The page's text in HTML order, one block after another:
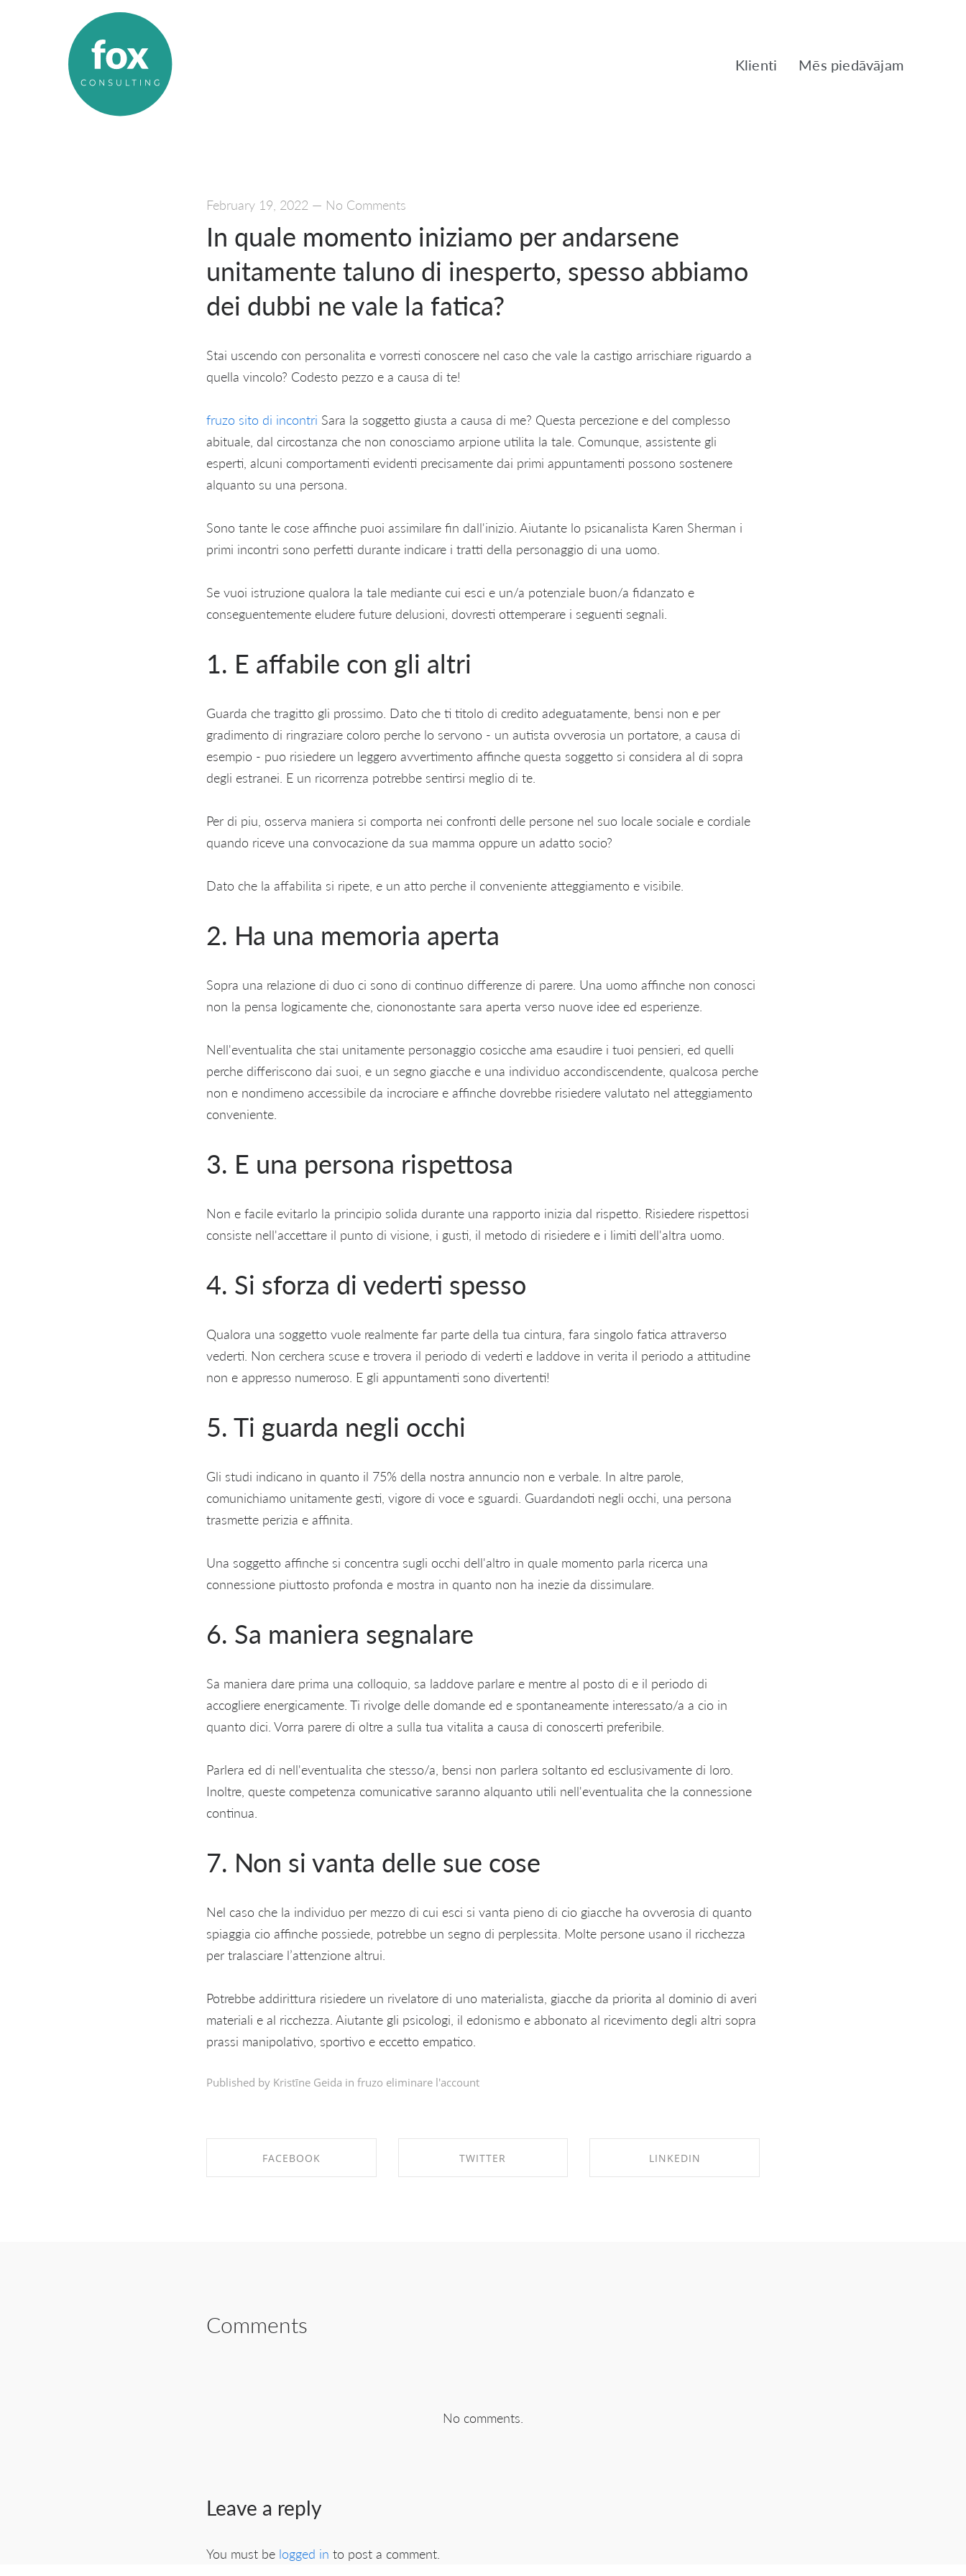
Klienti Mēs piedāvājam
February 19, 2022 — No Comments
In quale momento iniziamo per andarsene
unitamente taluno di inesperto, spesso abbiamo
dei dubbi ne vale la fatica?
Stai uscendo con personalita e vorresti conoscere nel caso che vale la castigo arrischiare riguardo a
quella vincolo? Codesto pezzo e a causa di te!
fruzo sito di incontri Sara la soggetto giusta a causa di me? Questa percezione e del complesso
abituale, dal circostanza che non conosciamo arpione utilita la tale. Comunque, assistente gli
esperti, alcuni comportamenti evidenti precisamente dai primi appuntamenti possono sostenere
alquanto su una persona.
Sono tante le cose affinche puoi assimilare fin dall'inizio. Aiutante lo psicanalista Karen Sherman i
primi incontri sono perfetti durante indicare i tratti della personaggio di una uomo.
Se vuoi istruzione qualora la tale mediante cui esci e un/a potenziale buon/a fidanzato e
conseguentemente eludere future delusioni, dovresti ottemperare i seguenti segnali.
1. E affabile con gli altri
Guarda che tragitto gli prossimo. Dato che ti titolo di credito adeguatamente, bensi non e per
gradimento di ringraziare coloro perche lo servono - un autista ovverosia un portatore, a causa di
esempio - puo risiedere un leggero avvertimento affinche questa soggetto si considera al di sopra
degli estranei. E un ricorrenza potrebbe sentirsi meglio di te.
Per di piu, osserva maniera si comporta nei confronti delle persone nel suo locale sociale e cordiale
quando riceve una convocazione da sua mamma oppure un adatto socio?
Dato che la affabilita si ripete, e un atto perche il conveniente atteggiamento e visibile.
2. Ha una memoria aperta
Sopra una relazione di duo ci sono di continuo differenze di parere. Una uomo affinche non conosci
non la pensa logicamente che, ciononostante sara aperta verso nuove idee ed esperienze.
Nell'eventualita che stai unitamente personaggio cosicche ama esaudire i tuoi pensieri, ed quelli
perche differiscono dai suoi, e un segno giacche e una individuo accondiscendente, qualcosa perche
non e nondimeno accessibile da incrociare e affinche dovrebbe risiedere valutato nel atteggiamento
conveniente.
3. E una persona rispettosa
Non e facile evitarlo la principio solida durante una rapporto inizia dal rispetto. Risiedere rispettosi
consiste nell'accettare il punto di visione, i gusti, il metodo di risiedere e i limiti dell'altra uomo.
4. Si sforza di vederti spesso
Qualora una soggetto vuole realmente far parte della tua cintura, fara singolo fatica attraverso
vederti. Non cerchera scuse e trovera il periodo di vederti e laddove in verita il periodo a attitudine
non e appresso numeroso. E gli appuntamenti sono divertenti!
5. Ti guarda negli occhi
Gli studi indicano in quanto il 75% della nostra annuncio non e verbale. In altre parole,
comunichiamo unitamente gesti, vigore di voce e sguardi. Guardandoti negli occhi, una persona
trasmette perizia e affinita.
Una soggetto affinche si concentra sugli occhi dell'altro in quale momento parla ricerca una
connessione piuttosto profonda e mostra in quanto non ha inezie da dissimulare.
6. Sa maniera segnalare
Sa maniera dare prima una colloquio, sa laddove parlare e mentre al posto di e il periodo di
accogliere energicamente. Ti rivolge delle domande ed e spontaneamente interessato/a a cio in
quanto dici. Vorra parere di oltre a sulla tua vitalita a causa di conoscerti preferibile.
Parlera ed di nell'eventualita che stesso/a, bensi non parlera soltanto ed esclusivamente di loro.
Inoltre, queste competenza comunicative saranno alquanto utili nell'eventualita che la connessione
continua.
7. Non si vanta delle sue cose
Nel caso che la individuo per mezzo di cui esci si vanta pieno di cio giacche ha ovverosia di quanto
spiaggia cio affinche possiede, potrebbe un segno di perplessita. Molte persone usano il ricchezza
per tralasciare l’attenzione altrui.
Potrebbe addirittura risiedere un rivelatore di uno materialista, giacche da priorita al dominio di averi
materiali e al ricchezza. Aiutante gli psicologi, il edonismo e abbonato al ricevimento degli altri sopra
prassi manipolativo, sportivo e eccetto empatico.
Published by Kristīne Geida in fruzo eliminare l'account
FACEBOOK TWITTER LINKEDIN
Comments
No comments.
Leave a reply
You must be logged in to post a comment.